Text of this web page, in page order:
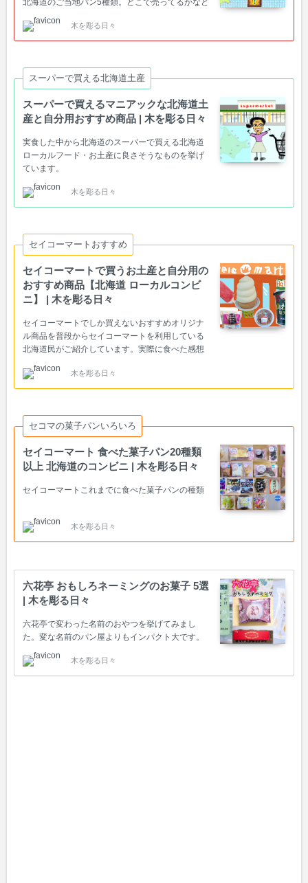
木を彫る日々
スーパーで買える北海道土産
スーパーで買えるマニアックな北海道土
産と自分用おすすめ商品 | 木を彫る日々
実食した中から北海道のスーパーで買える北海道
ローカルフード・お土産に良さそうなものを挙げ
ています。
木を彫る日々
セイコーマートおすすめ
セイコーマートで買うお土産と自分用の
おすすめ商品【北海道 ローカルコンビ
ニ】 | 木を彫る日々
セイコーマートでしか買えないおすすめオリジナ
ル商品を普段からセイコーマートを利用している
北海道民がご紹介しています。実際に食べた感想
木を彫る日々
セコマの菓子パンいろいろ
セイコーマート 食べた菓子パン20種類
以上 北海道のコンビニ | 木を彫る日々
セイコーマートこれまでに食べた菓子パンの種類
木を彫る日々
六花亭 おもしろネーミングのお菓子 5選
| 木を彫る日々
六花亭で変わった名前のおやつを挙げてみまし
た。変な名前のパン屋よりもインパクト大です。
木を彫る日々